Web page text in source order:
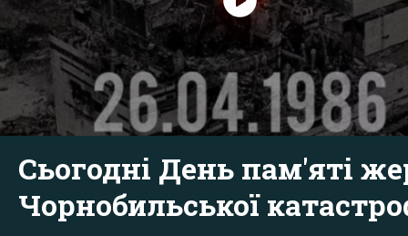
Сьогодні День пам'яті
Чорнобильської